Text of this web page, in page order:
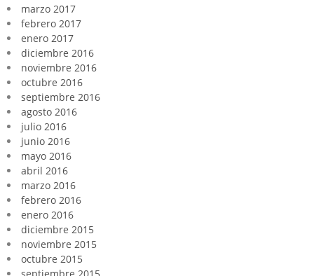
marzo 2017
febrero 2017
enero 2017
diciembre 2016
noviembre 2016
octubre 2016
septiembre 2016
agosto 2016
julio 2016
junio 2016
mayo 2016
abril 2016
marzo 2016
febrero 2016
enero 2016
diciembre 2015
noviembre 2015
octubre 2015
septiembre 2015